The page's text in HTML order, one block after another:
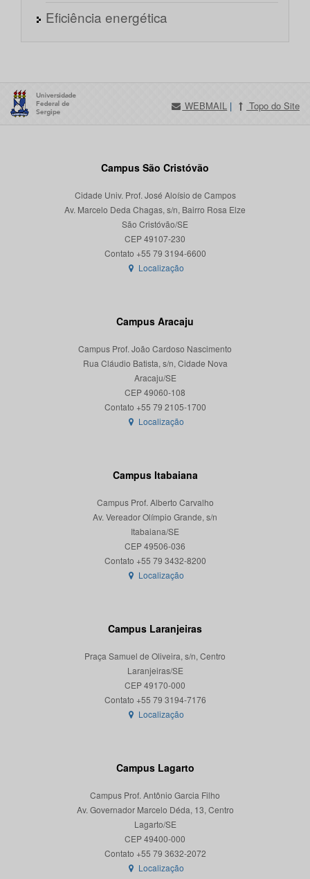
Eficiência energética
WEBMAIL | Topo do Site
Campus São Cristóvão
Cidade Univ. Prof. José Aloísio de Campos
Av. Marcelo Deda Chagas, s/n, Bairro Rosa Elze
São Cristóvão/SE
CEP 49107-230
Localização
Campus Aracaju
Campus Prof. João Cardoso Nascimento
Rua Cláudio Batista, s/n, Cidade Nova
Aracaju/SE
CEP 49060-108
Localização
Campus Itabaiana
Campus Prof. Alberto Carvalho
Av. Vereador Olímpio Grande, s/n
Itabaiana/SE
CEP 49506-036
Localização
Campus Laranjeiras
Praça Samuel de Oliveira, s/n, Centro
Laranjeiras/SE
CEP 49170-000
Localização
Campus Lagarto
Campus Prof. Antônio Garcia Filho
Av. Governador Marcelo Déda, 13, Centro
Lagarto/SE
CEP 49400-000
Localização